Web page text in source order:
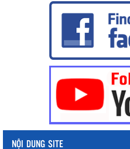
NỘI DUNG SITE